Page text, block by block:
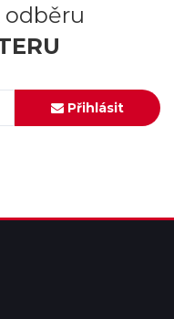
odběru
Přihlásit